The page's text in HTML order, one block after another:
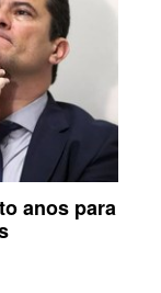
anos para